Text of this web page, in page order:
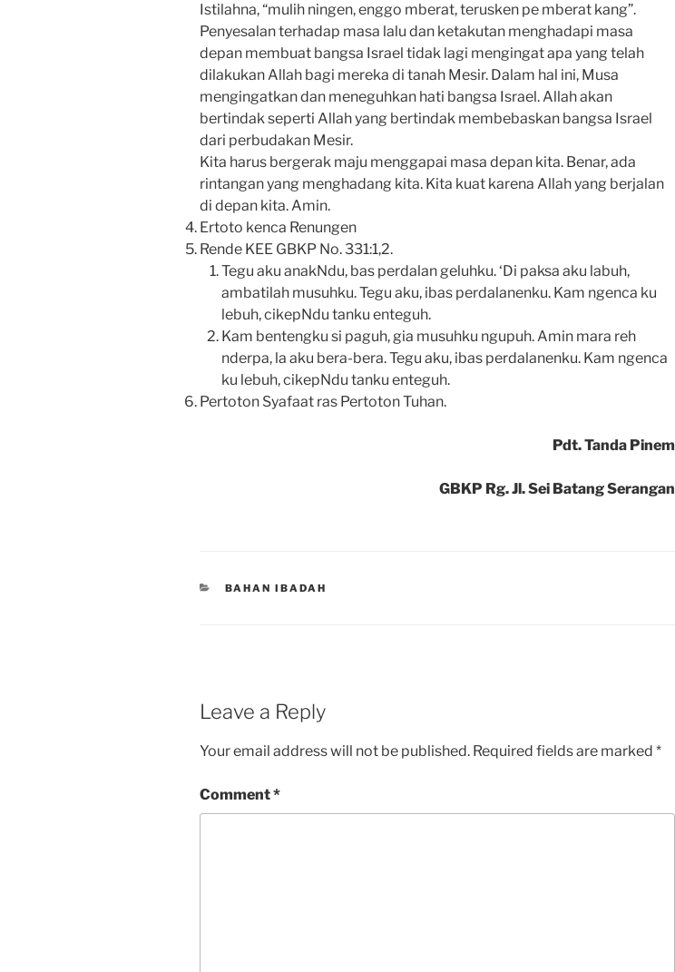
Istilahna, “mulih ningen, enggo mberat, terusken pe mberat kang”.
Penyesalan terhadap masa lalu dan ketakutan menghadapi masa
depan membuat bangsa Israel tidak lagi mengingat apa yang telah
dilakukan Allah bagi mereka di tanah Mesir. Dalam hal ini, Musa
mengingatkan dan meneguhkan hati bangsa Israel. Allah akan
bertindak seperti Allah yang bertindak membebaskan bangsa Israel
dari perbudakan Mesir.
Kita harus bergerak maju menggapai masa depan kita. Benar, ada
rintangan yang menghadang kita. Kita kuat karena Allah yang berjalan
di depan kita. Amin.
Ertoto kenca Renungen
Rende KEE GBKP No. 331:1,2.
Tegu aku anakNdu, bas perdalan geluhku. ‘Di paksa aku labuh,
ambatilah musuhku. Tegu aku, ibas perdalanenku. Kam ngenca ku
lebuh, cikepNdu tanku enteguh.
Kam bentengku si paguh, gia musuhku ngupuh. Amin mara reh
nderpa, la aku bera-bera. Tegu aku, ibas perdalanenku. Kam ngenca
ku lebuh, cikepNdu tanku enteguh.
Pertoton Syafaat ras Pertoton Tuhan.
Pdt. Tanda Pinem
GBKP Rg. Jl. Sei Batang Serangan
CATEGORIES
BAHAN IBADAH
Leave a Reply
Your email address will not be published. Required fields are marked *
Comment*